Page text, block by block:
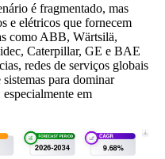
é fragmentado, mas
e elétricos que fornecem
como ABB, Wärtsilä,
Caterpillar, GE e BAE
redes de serviços globais
para dominar
em